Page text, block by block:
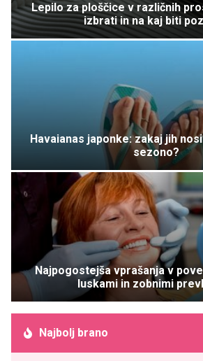
Lepilo za ploščice v različnih
izbrati in na kaj biti
Havaianas japonke: zakaj jih
sezono?
Najpogostejša vprašanja v
luskami in zobnimi
Najbolj brano